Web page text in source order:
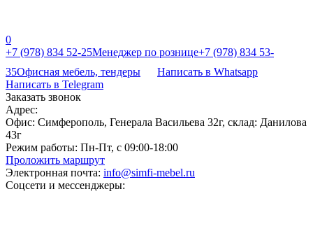
0
+7 (978) 834 52-25Менеджер по рознице+7 (978) 834 53-
35Офисная мебель, тендеры
Написать в Whatsapp
Написать в Telegram
Заказать звонок
Адрес:
Офис: Симферополь, Генерала Васильева 32г, склад: Данилова
43г
Режим работы: Пн-Пт, с 09:00-18:00
Проложить маршрут
Электронная почта: info@simfi-mebel.ru
Соцсети и мессенджеры: